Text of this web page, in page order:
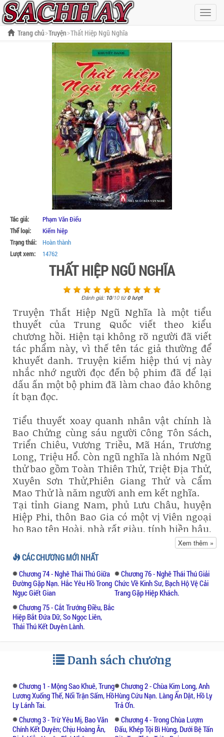
Hiện
menu
Trang chủ Truyện Thất Hiệp Ngũ Nghĩa
Tác giả:
Phạm Văn Điểu
Thể loại:
Kiếm hiệp
Trạng thái:
Hoàn thành
Lượt xem:
14762
THẤT HIỆP NGŨ NGHĨA
Đánh giá: 10/10từ0lượt
Truyện Thất Hiệp Ngũ Nghĩa là một tiểu
thuyết của Trung Quốc viết theo kiểu
chương hồi. Hiện tại không rõ người đã viết
tác phẩm này, vì thế tên tác giả thường để
khuyết danh. Truyện kiếm hiệp thú vị này
nhắc nhớ người đọc đến bộ phim đã để lại
dấu ấn một bộ phim đã làm chao đảo không
ít bạn đọc.
Tiểu thuyết xoay quanh nhân vật chính là
Bao Chửng cùng sáu người Công Tôn Sách,
Triển Chiêu, Vương Triều, Mã Hán, Trương
Long, Triệu Hổ. Còn ngũ nghĩa là nhóm Ngũ
thử bao gồm Toàn Thiên Thử, Triệt Địa Thử,
Xuyên Sơn Thử,Phiên Giang Thử và Cẩm
Mao Thử là năm người anh em kết nghĩa.
Tại tỉnh Giang Nam, phủ Lưu Châu, huyện
Hiệp Phi, thôn Bao Gia có một vị Viên ngoại
họ Bao tên Hoài, nhà rất giàu, tính hiền hậu,
gá nghĩa với Viện quân Châu Thị. Ông bà
sớm sinh được hai trai, bây giờ đã trưởng
thành. Người con cả tên Bao Sơn, đã có vợ là
Vương thị, người em là Bao Hải cũng đã có
vợ là Lý Thị. Vợ chồng Bao Sơn mới được một
con trai vừa đầy tháng vợ chồng Bao Hải thì
chưa.
người đức hạnh đoan trang, còn Bao Hải thì
cũng không đoan chính, nhưng may Viên
ngoại khéo thu xếp gia đình nên cả nhà đều
chiều chuộng lẫn nhau, dưới trên hòa thuận
mà vui với nghiệp ruộng nương.
Xem thêm »
CÁC CHƯƠNG MỚI NHẤT
Chương 74 - Nghê Thái Thú Giữa
Đường Gặp Nạn. Hắc Yêu Hồ Trong
Ngục Giết Gian
Chương 76 - Nghê Thái Thú Giải
Chức Về Kinh Sư, Bạch Hộ Vệ Cải
Trang Gặp Hiệp Khách.
Chương 75 - Cắt Trướng Điều, Bắc
Hiệp Bắt Đứa Dữ, So Ngọc Liên,
Thái Thú Kết Duyên Lành.
Danh sách chương
Chương 1 - Mộng Sao Khuê, Trung
Lương Xuống Thế, Nổi Trận Sấm, Hồ
Ly Lánh Tai.
Chương 2 - Chùa Kim Long, Anh
Hùng Cứu Nạn. Làng Ẩn Dật, Hồ Ly
Trả Ơn.
Chương 3 - Trừ Yêu Mị, Bao Văn
Chính Kết Duyên; Chịu Hoàng Ân,
Chương 4 - Trong Chùa Lượm
Đấu, Khép Tội Bì Hùng, Dưới Bệ Tấn